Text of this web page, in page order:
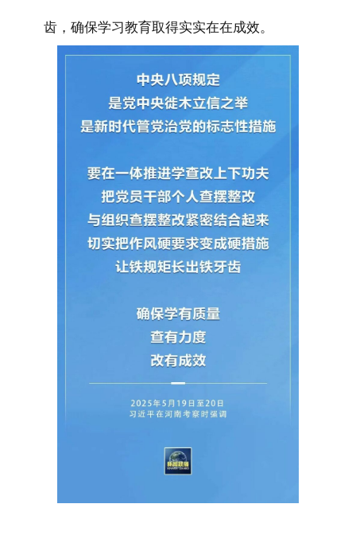
齿，确保学习教育取得实实在在成效。